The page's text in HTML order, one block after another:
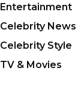
Entertainment
Celebrity News
Celebrity Style
TV & Movies